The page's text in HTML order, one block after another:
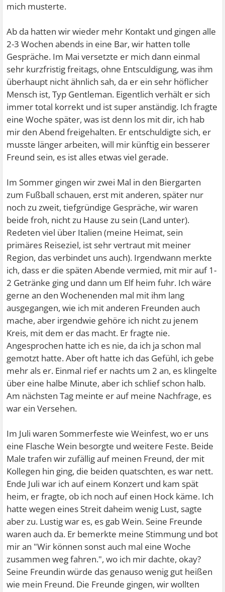
mich musterte.
Ab da hatten wir wieder mehr Kontakt und gingen alle
2-3 Wochen abends in eine Bar, wir hatten tolle
Gespräche. Im Mai versetzte er mich dann einmal
sehr kurzfristig freitags, ohne Entsculdigung, was ihm
überhaupt nicht ähnlich sah, da er ein sehr höflicher
Mensch ist, Typ Gentleman. Eigentlich verhält er sich
immer total korrekt und ist super anständig. Ich fragte
eine Woche später, was ist denn los mit dir, ich hab
mir den Abend freigehalten. Er entschuldigte sich, er
musste länger arbeiten, will mir künftig ein besserer
Freund sein, es ist alles etwas viel gerade.
Im Sommer gingen wir zwei Mal in den Biergarten
zum Fußball schauen, erst mit anderen, später nur
noch zu zweit, tiefgründige Gespräche, wir waren
beide froh, nicht zu Hause zu sein (Land unter).
Redeten viel über Italien (meine Heimat, sein
primäres Reiseziel, ist sehr vertraut mit meiner
Region, das verbindet uns auch). Irgendwann merkte
ich, dass er die späten Abende vermied, mit mir auf 1-
2 Getränke ging und dann um Elf heim fuhr. Ich wäre
gerne an den Wochenenden mal mit ihm lang
ausgegangen, wie ich mit anderen Freunden auch
mache, aber irgendwie gehöre ich nicht zu jenem
Kreis, mit dem er das macht. Er fragte nie.
Angesprochen hatte ich es nie, da ich ja schon mal
gemotzt hatte. Aber oft hatte ich das Gefühl, ich gebe
mehr als er. Einmal rief er nachts um 2 an, es klingelte
über eine halbe Minute, aber ich schlief schon halb.
Am nächsten Tag meinte er auf meine Nachfrage, es
war ein Versehen.
Im Juli waren Sommerfeste wie Weinfest, wo er uns
eine Flasche Wein besorgte und weitere Feste. Beide
Male trafen wir zufällig auf meinen Freund, der mit
Kollegen hin ging, die beiden quatschten, es war nett.
Ende Juli war ich auf einem Konzert und kam spät
heim, er fragte, ob ich noch auf einen Hock käme. Ich
hatte wegen eines Streit daheim wenig Lust, sagte
aber zu. Lustig war es, es gab Wein. Seine Freunde
waren auch da. Er bemerkte meine Stimmung und bot
mir an "Wir können sonst auch mal eine Woche
zusammen weg fahren.", wo ich mir dachte, okay?
Seine Freundin würde das genauso wenig gut heißen
wie mein Freund. Die Freunde gingen, wir wollten